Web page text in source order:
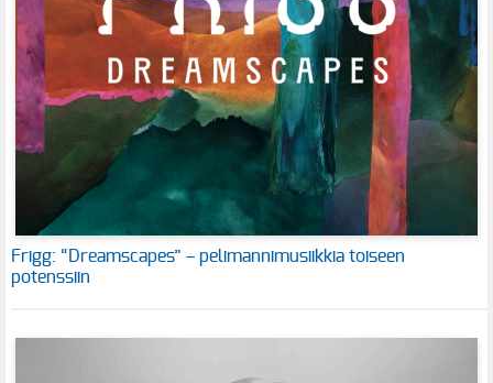
Frigg: “Dreamscapes” – pelimannimusiikkia toiseen
potenssiin